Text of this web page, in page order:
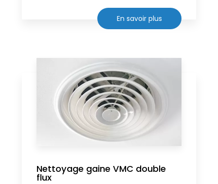
En savoir plus
Nettoyage gaine VMC double
flux